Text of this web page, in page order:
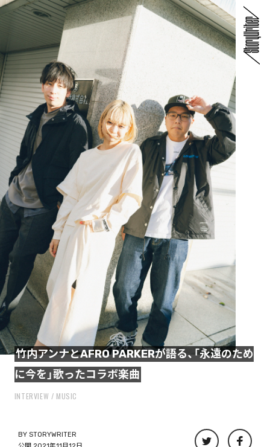
竹内アンナとAFRO PARKERが語る、「永遠のため
に今を」歌ったコラボ楽曲
INTERVIEW MUSIC
BY STORYWRITER